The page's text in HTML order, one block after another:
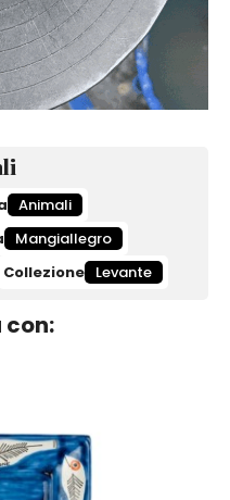
Animali
Mangiallegro
Collezione Levante